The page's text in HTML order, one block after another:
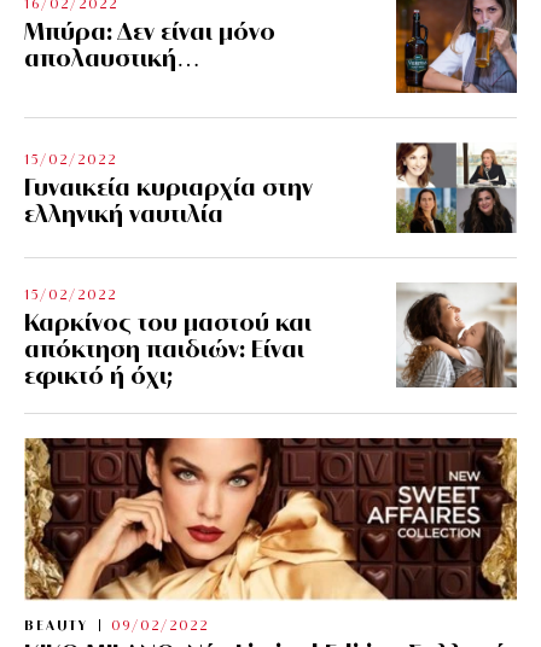
16/02/2022
Μπύρα: Δεν είναι μόνο
απολαυστική…
15/02/2022
Γυναικεία κυριαρχία στην
ελληνική ναυτιλία
15/02/2022
Καρκίνος του μαστού και
απόκτηση παιδιών: Είναι
εφικτό ή όχι;
BEAUTY 09/02/2022